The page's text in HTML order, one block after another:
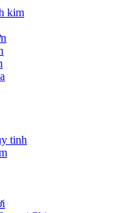
kim
tinh